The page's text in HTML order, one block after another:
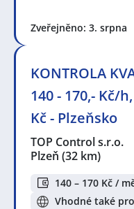
Zveřejněno: 3. srpna
KONTROLA
140 - 170,- Kč/
Kč - Plzeňsko
TOP Control s.r.o.
Plzeň (32 km)
140 – 170 Kč /
Vhodné také